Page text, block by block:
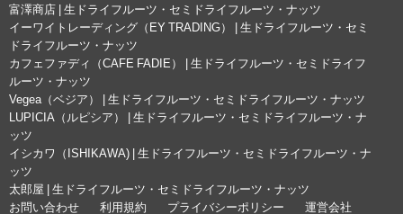
富澤商店 | 生ドライフルーツ・セミドライフルーツ・ナッツ
イーワイトレーディング（EY TRADING） | 生ドライフルーツ・セミ
ドライフルーツ・ナッツ
カフェファディ（CAFE FADIE） | 生ドライフルーツ・セミドライフ
ルーツ・ナッツ
Vegea（ベジア） | 生ドライフルーツ・セミドライフルーツ・ナッツ
LUPICIA（ルピシア） | 生ドライフルーツ・セミドライフルーツ・ナ
ッツ
イシカワ（ISHIKAWA) | 生ドライフルーツ・セミドライフルーツ・ナ
ッツ
太郎屋 | 生ドライフルーツ・セミドライフルーツ・ナッツ
お問い合わせ
利用規約 プライバシーポリシー 運営会社